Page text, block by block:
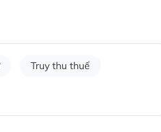
Truy thu thuế